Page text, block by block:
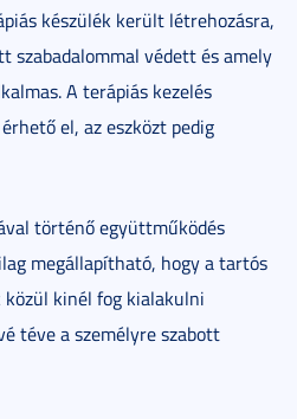
készülék került létrehozásra,
szabadalommal védett és amely
A terápiás kezelés
el, az eszközt pedig
történő együttműködés
megállapítható, hogy a tartós
kinél fog kialakulni
téve a személyre szabott